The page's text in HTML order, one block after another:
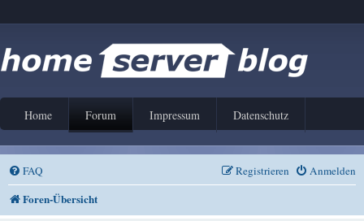
Home Forum Impressum Datenschutz
FAQ Anmelden
Registrieren
Foren-Übersicht